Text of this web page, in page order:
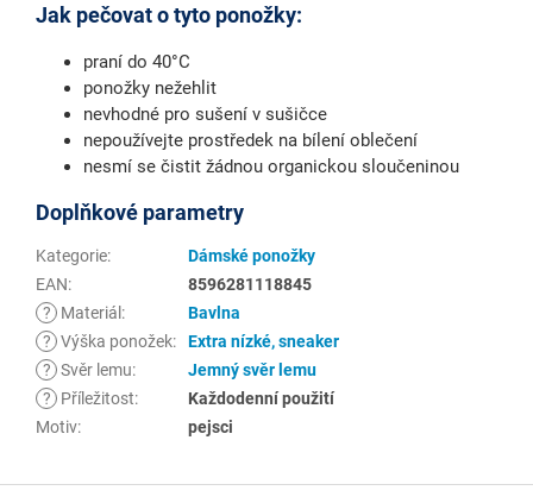
Jak pečovat o tyto ponožky:
praní do 40°C
ponožky nežehlit
nevhodné pro sušení v sušičce
nepoužívejte prostředek na bílení oblečení
nesmí se čistit žádnou organickou sloučeninou
Doplňkové parametry
Kategorie:
Dámské ponožky
EAN:
8596281118845
?
Materiál :
Bavlna
? Výška ponožek:
Extra nízké, sneaker
? Svěr lemu:
Jemný svěr lemu
?
Příležitost:
Každodenní použití
Motiv: pejsci